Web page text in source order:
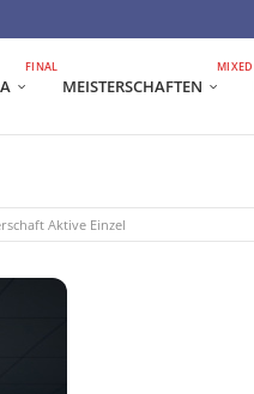
FINAL
MEISTERSCHAFTEN
MIXED
Aktive Einzel